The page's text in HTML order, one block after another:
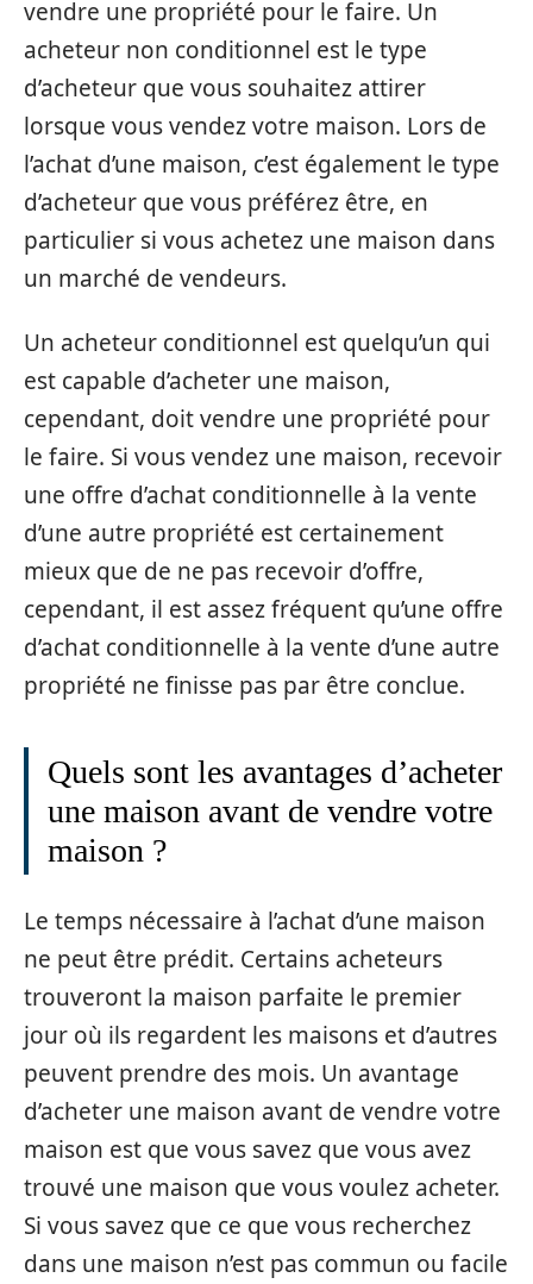
vendre une propriété pour le faire. Un
acheteur non conditionnel est le type
d’acheteur que vous souhaitez attirer
lorsque vous vendez votre maison. Lors de
l’achat d’une maison, c’est également le type
d’acheteur que vous préférez être, en
particulier si vous achetez une maison dans
un marché de vendeurs.
Un acheteur conditionnel est quelqu’un qui
est capable d’acheter une maison,
cependant, doit vendre une propriété pour
le faire. Si vous vendez une maison, recevoir
une offre d’achat conditionnelle à la vente
d’une autre propriété est certainement
mieux que de ne pas recevoir d’offre,
cependant, il est assez fréquent qu’une offre
d’achat conditionnelle à la vente d’une autre
propriété ne finisse pas par être conclue.
Quels sont les avantages d’acheter
une maison avant de vendre votre
maison ?
Le temps nécessaire à l’achat d’une maison
ne peut être prédit. Certains acheteurs
trouveront la maison parfaite le premier
jour où ils regardent les maisons et d’autres
peuvent prendre des mois. Un avantage
d’acheter une maison avant de vendre votre
maison est que vous savez que vous avez
trouvé une maison que vous voulez acheter.
Si vous savez que ce que vous recherchez
dans une maison n’est pas commun ou facile